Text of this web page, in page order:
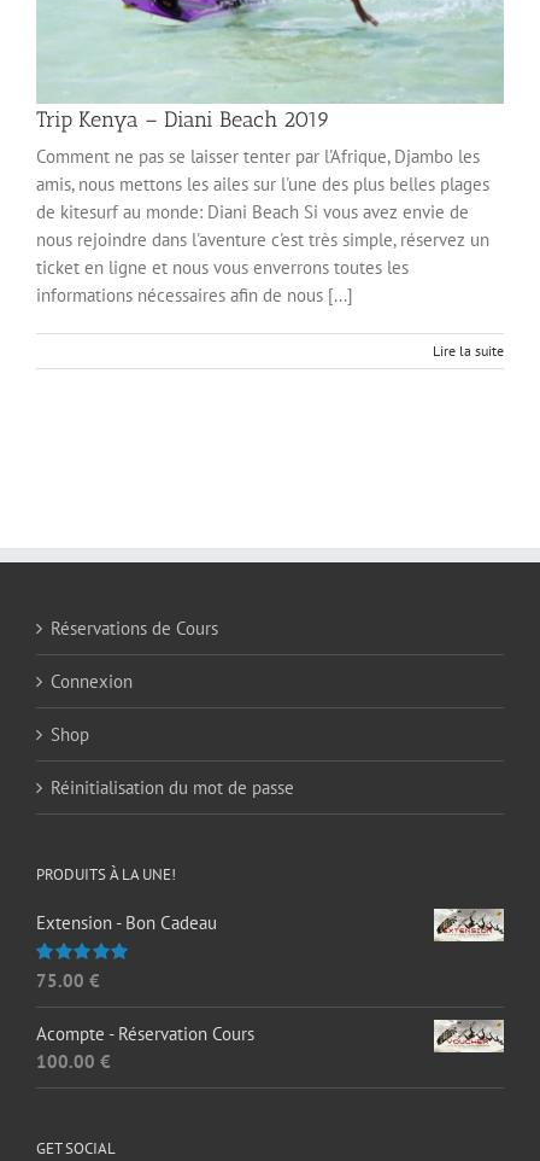
Trip Kenya – Diani Beach 2019
Comment ne pas se laisser tenter par l'Afrique, Djambo les
amis, nous mettons les ailes sur l'une des plus belles plages
de kitesurf au monde: Diani Beach Si vous avez envie de
nous rejoindre dans l'aventure c'est très simple, réservez un
ticket en ligne et nous vous enverrons toutes les
informations nécessaires afin de nous [...]
Lire la suite
Réservations de Cours
Connexion
Shop
Réinitialisation du mot de passe
PRODUITS À LA UNE!
Extension - Bon Cadeau
Note5.00
75.00 €
Acompte - Réservation Cours
100.00 €
GET SOCIAL